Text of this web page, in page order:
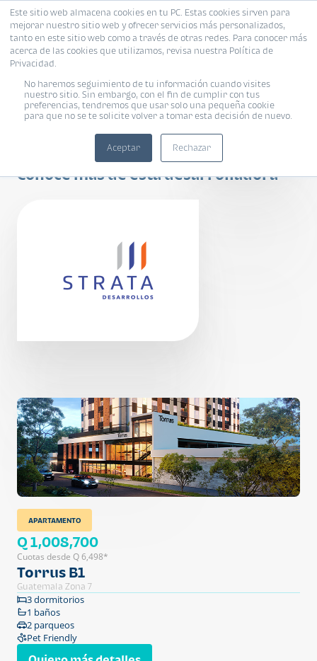
Este sitio web almacena cookies en tu PC. Estas cookies sirven para
mejorar nuestro sitio web y ofrecer servicios más personalizados,
tanto en este sitio web como a través de otras redes. Para conocer más
acerca de las cookies que utilizamos, revisa nuestra Política de
Privacidad.
No haremos seguimiento de tu información cuando visites
nuestro sitio. Sin embargo, con el fin de cumplir con tus
preferencias, tendremos que usar solo una pequeña cookie
para que no se te solicite volver a tomar esta decisión de nuevo.
Aceptar Rechazar
Conoce más de esta desarrolladora
APARTAMENTO
Q 1,008,700
Cuotas desde Q 6,498*
Torrus B1
Guatemala Zona 7
3 dormitorios
1 baños
2 parqueos
Pet Friendly